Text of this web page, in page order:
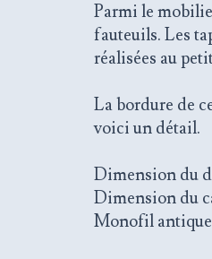
Parmi le
fauteuils. Les
réalisées au
La bordure de
voici un détail.
Dimension du
Dimension du
Monofil antique